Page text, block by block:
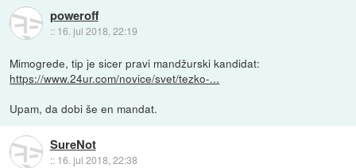
poweroff
:: 16. jul 2018, 22:19
Mimogrede, tip je sicer pravi mandžurski kandidat:
https://www.24ur.com/novice/svet/tezko-...
Upam, da dobi še en mandat.
SureNot
:: 16. jul 2018, 22:38